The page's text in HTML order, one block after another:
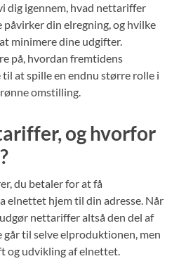
dig igennem, hvad nettariffer
påvirker din elregning, og hvilke
minimere dine udgifter.
på, hvordan fremtidens
at spille en endnu større rolle i
omstilling.
og hvorfor
du betaler for at få
elnettet hjem til din adresse. Når
nettariffer altså den del af
går til selve elproduktionen, men
og udvikling af elnettet.